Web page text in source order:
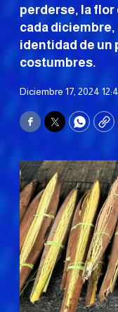
perderse, la
cada diciembre,
identidad de un
costumbres.
Diciembre 17, 2024
Facebook
Twitter